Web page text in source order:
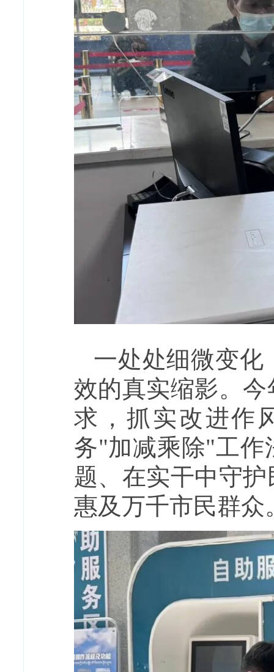
一处处细微变化
效的真实缩影。
求，抓实改进作
务"加减乘除"工作
题、在实干中守
惠及万千市民群众